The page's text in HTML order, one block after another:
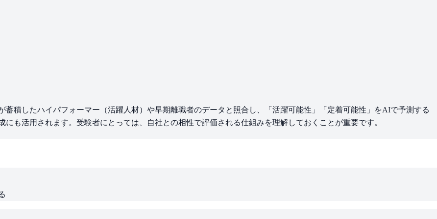
積したハイパフォーマー（活躍人材）や早期離職者のデータと照合し、「活躍可能性」「定着可能性」をAIで予測する
も活用されます。受験者にとっては、自社との相性で評価される仕組みを理解しておくことが重要です。